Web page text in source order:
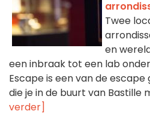
Twee
en
een inbraak tot een lab
Escape is een van de
die je in de buurt van Bastille
verder]